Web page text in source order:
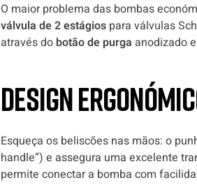
O maior problema das bombas
válvula de 2 estágios para válvulas
através do botão de purga anodizado
Design
Esqueça os beliscões nas mãos: o
handle”) e assegura uma excelente
permite conectar a bomba com